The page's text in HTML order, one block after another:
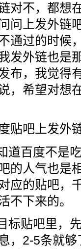
对不，都想
问上发外链
通过的时候
发外链也是
布，我觉得
，希望对想
贴吧上发外
道百度不是
的人气也是
应的贴吧，
不下来的。
标贴吧里，
，2-5条就